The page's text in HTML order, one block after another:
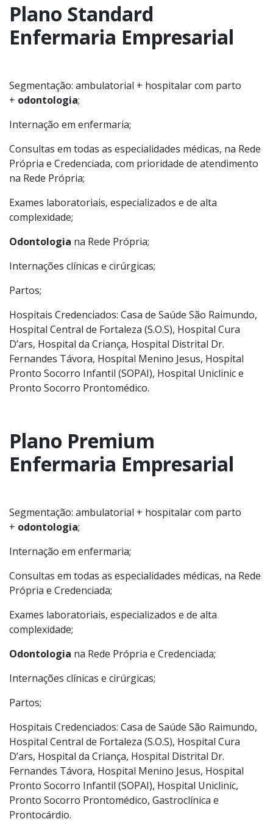
Plano Standard
Enfermaria Empresarial
Segmentação: ambulatorial + hospitalar com parto
+ odontologia;
Internação em enfermaria;
Consultas em todas as especialidades médicas, na Rede
Própria e Credenciada, com prioridade de atendimento
na Rede Própria;
Exames laboratoriais, especializados e de alta
complexidade;
Odontologia na Rede Própria;
Internações clínicas e cirúrgicas;
Partos;
Hospitais Credenciados: Casa de Saúde São Raimundo,
Hospital Central de Fortaleza (S.O.S), Hospital Cura
D’ars, Hospital da Criança, Hospital Distrital Dr.
Fernandes Távora, Hospital Menino Jesus, Hospital
Pronto Socorro Infantil (SOPAI), Hospital Uniclinic e
Pronto Socorro Prontomédico.
Plano Premium
Enfermaria Empresarial
Segmentação: ambulatorial + hospitalar com parto
+ odontologia;
Internação em enfermaria;
Consultas em todas as especialidades médicas, na Rede
Própria e Credenciada;
Exames laboratoriais, especializados e de alta
complexidade;
Odontologia na Rede Própria e Credenciada;
Internações clínicas e cirúrgicas;
Partos;
Hospitais Credenciados: Casa de Saúde São Raimundo,
Hospital Central de Fortaleza (S.O.S), Hospital Cura
D’ars, Hospital da Criança, Hospital Distrital Dr.
Fernandes Távora, Hospital Menino Jesus, Hospital
Pronto Socorro Infantil (SOPAI), Hospital Uniclinic,
Pronto Socorro Prontomédico, Gastroclínica e
Prontocárdio.